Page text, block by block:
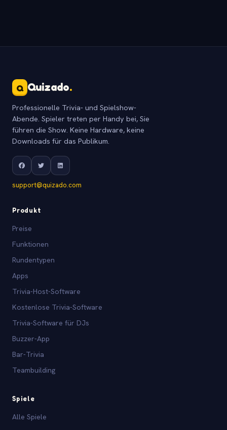
Q Quizado.
Professionelle Trivia- und Spielshow-
Abende. Spieler treten per Handy bei, Sie
führen die Show. Keine Hardware, keine
Downloads für das Publikum.
support@quizado.com
Produkt
Preise
Funktionen
Rundentypen
Apps
Trivia-Host-Software
Kostenlose Trivia-Software
Trivia-Software für DJs
Buzzer-App
Bar-Trivia
Teambuilding
Spiele
Alle Spiele